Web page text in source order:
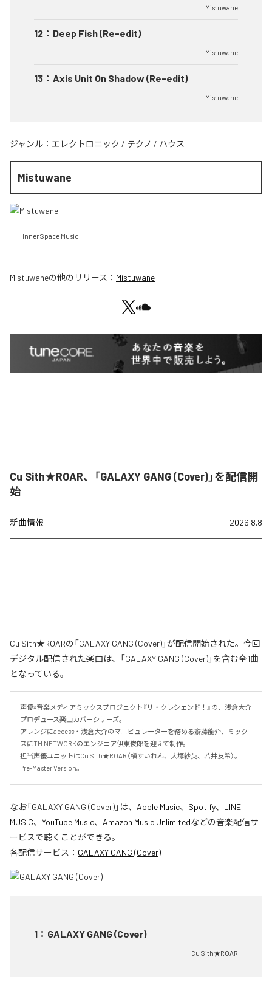
Mistuwane
12 ： Deep Fish (Re-edit)
Mistuwane
13 ： Axis Unit On Shadow (Re-edit)
Mistuwane
ジャンル： エレクトロニック / テクノ / ハウス
Mistuwane
Inner Space Music
Mistuwaneの他のリリース： Mistuwane
Cu Sith★ROAR、「GALAXY GANG (Cover)」を配信開
始
新曲情報 2026.8.8
Cu Sith★ROARの「GALAXY GANG (Cover)」が配信開始された。今回
デジタル配信された楽曲は、「GALAXY GANG (Cover)」を含む全1曲
となっている。
声優×音楽メディアミックスプロジェクト『リ・クレシェンド！』の、浅倉大介
プロデュース楽曲カバーシリーズ。
アレンジにaccess・浅倉大介のマニピュレーターを務める齋藤龍介、ミック
スにTM NETWORKのエンジニア伊東俊郎を迎えて制作。
担当声優ユニットはCu Sith★ROAR（槇すいれん、大塚紗英、若井友希）。
Pre-Master Version。
なお「GALAXY GANG (Cover)」は、 Apple Music、 Spotify、 LINE
MUSIC、 YouTube Music、 Amazon Music Unlimitedなどの音楽配信サ
ービスで聴くことができる。
各配信サービス： GALAXY GANG (Cover)
1 ： GALAXY GANG (Cover)
Cu Sith★ROAR